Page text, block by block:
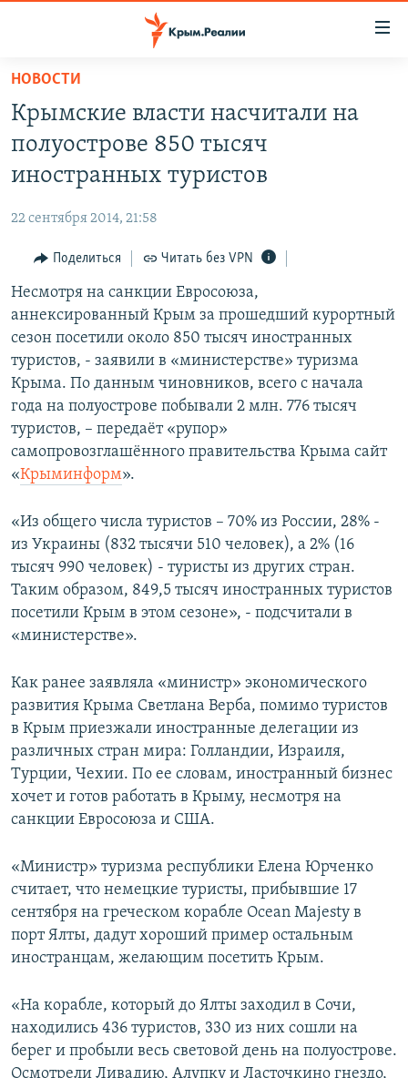
Вернуться
основному
содержанию
Вернутся
главной
навигации
Вернутся
поиску
СПЕЦПРОЕКТЫ
11 ЛЕТ ОККУПАЦИИ КРЫМА. 11 ИСТОРИЙ СОПРОТИВЛЕНИЯ
ВОДА
ЕЩЕ
ИНТЕРАКТИВ
ИНФОГРАФИКА
ТЕЛЕПРОЕКТ КРЫМ.РЕАЛИИ
СОВЕТЫ ПРАВОЗАЩИТНИКОВ
ПРОПАВШИЕ БЕЗ ВЕСТИ
ПОБЕДИТЕЛЕЙ НЕ СУДЯТ?
КРЫМ.НЕПОКОРЕННЫЙ
УКРАИНСКАЯ ПРОБЛЕМА КРЫМА
РАДІО СВОБОДА
КАК ОБОЙТИ БЛОКИРОВКУ
Українською
Qırımtatar
ПРИСОЕДИНЯЙТЕСЬ!
Все сайты RFE/RL
НОВОСТИ
Крымские власти насчитали на
полуострове 850 тысяч
иностранных туристов
22 сентября 2014, 21:58
Поделиться Читать без VPN
Несмотря на санкции Евросоюза,
аннексированный Крым за прошедший курортный
сезон посетили около 850 тысяч иностранных
туристов, - заявили в «министерстве» туризма
Крыма. По данным чиновников, всего с начала
года на полуострове побывали 2 млн. 776 тысяч
туристов, – передаёт «рупор»
самопровозглашённого правительства Крыма сайт
«Крыминформ».
«Из общего числа туристов – 70% из России, 28% -
из Украины (832 тысячи 510 человек), а 2% (16
тысяч 990 человек) - туристы из других стран.
Таким образом, 849,5 тысяч иностранных туристов
посетили Крым в этом сезоне», - подсчитали в
«министерстве».
Как ранее заявляла «министр» экономического
развития Крыма Светлана Верба, помимо туристов
в Крым приезжали иностранные делегации из
различных стран мира: Голландии, Израиля,
Турции, Чехии. По ее словам, иностранный бизнес
хочет и готов работать в Крыму, несмотря на
санкции Евросоюза и США.
«Министр» туризма республики Елена Юрченко
считает, что немецкие туристы, прибывшие 17
сентября на греческом корабле Ocean Majesty в
порт Ялты, дадут хороший пример остальным
иностранцам, желающим посетить Крым.
«На корабле, который до Ялты заходил в Сочи,
находились 436 туристов, 330 из них сошли на
берег и пробыли весь световой день на полуострове.
Осмотрели Ливадию, Алупку и Ласточкино гнездо,